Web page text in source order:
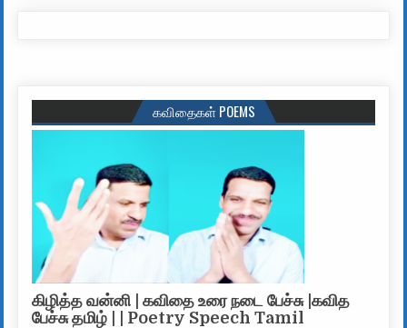
கவிதைகள் POEMS
கிழித்த வன்னி | கவிதை உரை நடை பேச்சு |கவித
பேச்சு தமிழ் | | Poetry Speech Tamil